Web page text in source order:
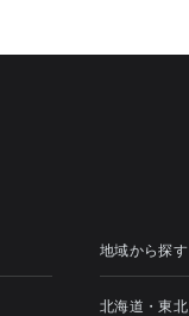
地域から探す
北海道・東北